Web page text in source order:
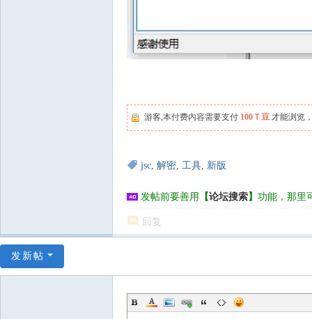
游客,本付费内容需要支付 100Ｔ豆 才能浏览
jsc, 解密, 工具, 新版
发帖前要善用 【论坛搜索】 功能，那里
回复
发新帖